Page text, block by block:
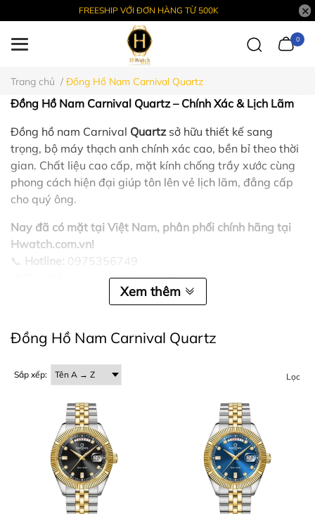
FREESHIP VỚI ĐƠN HÀNG TỪ 500K
0
Trang chủ / Đồng Hồ Nam Carnival Quartz
Đồng Hồ Nam Carnival Quartz – Chính Xác & Lịch Lãm
Đồng hồ nam Carnival Quartzsở hữu thiết kế sang
trọng, bộ máy thạch anh chính xác cao, bền bỉ theo thời
gian. Chất liệu cao cấp, mặt kính chống trầy xước cùng
phong cách hiện đại giúp tôn lên vẻ lịch lãm, đẳng cấp
cho quý ông.
Nay đã có mặt tại Việt Nam, phân phối chính hãng tại
Hwatch.com.vn!
📞 Hotline: 0975356749
34 Phan Văn Hân - Phường 19 - Quận Bình
Thạnh - TP Hồ Chí Minh - Việt Nam
Xem thêm
Đồng Hồ Nam Carnival Quartz
Sắp xếp: Lọc